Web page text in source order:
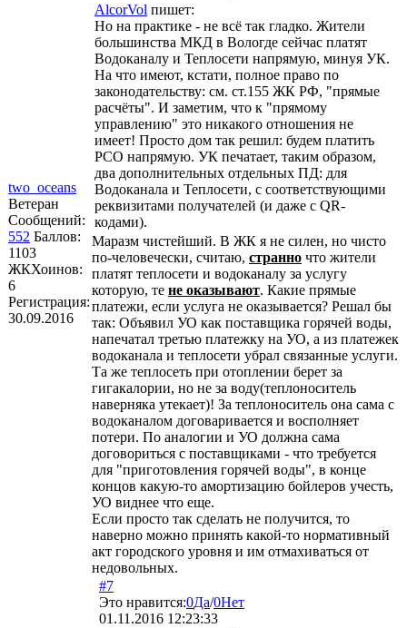
two_oceans
Ветеран
Сообщений:
552 Баллов:
1103
ЖКХоинов:
6
Регистрация:
30.09.2016
AlcorVol пишет:
Но на практике - не всё так гладко. Жители
большинства МКД в Вологде сейчас платят
Водоканалу и Теплосети напрямую, минуя УК.
На что имеют, кстати, полное право по
законодательству: см. ст.155 ЖК РФ, "прямые
расчёты". И заметим, что к "прямому
управлению" это никакого отношения не
имеет! Просто дом так решил: будем платить
РСО напрямую. УК печатает, таким образом,
два дополнительных отдельных ПД: для
Водоканала и Теплосети, с соответствующими
реквизитами получателей (и даже с QR-
кодами).
Маразм чистейший. В ЖК я не силен, но чисто
по-человечески, считаю, странно что жители
платят теплосети и водоканалу за услугу
которую, те не оказывают. Какие прямые
платежи, если услуга не оказывается? Решал бы
так: Объявил УО как поставщика горячей воды,
напечатал третью платежку на УО, а из платежек
водоканала и теплосети убрал связанные услуги.
Та же теплосеть при отоплении берет за
гигакалории, но не за воду(теплоноситель
наверняка утекает)! За теплоноситель она сама с
водоканалом договаривается и восполняет
потери. По аналогии и УО должна сама
договориться с поставщиками - что требуется
для "приготовления горячей воды", в конце
концов какую-то амортизацию бойлеров учесть,
УО виднее что еще.
Если просто так сделать не получится, то
наверно можно принять какой-то нормативный
акт городского уровня и им отмахиваться от
недовольных.
#7
Это нравится:0Да/0Нет
01.11.2016 12:23:33